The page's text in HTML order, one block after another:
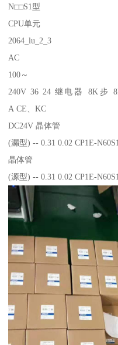
N□□S1型
CPU单元
2064_lu_2_3
AC
100～
240V 36 24 继电器 8K步
A CE、KC
DC24V 晶体管
(漏型) -- 0.31 0.02 CP1E-
晶体管
(源型) -- 0.31 0.02 CP1E-